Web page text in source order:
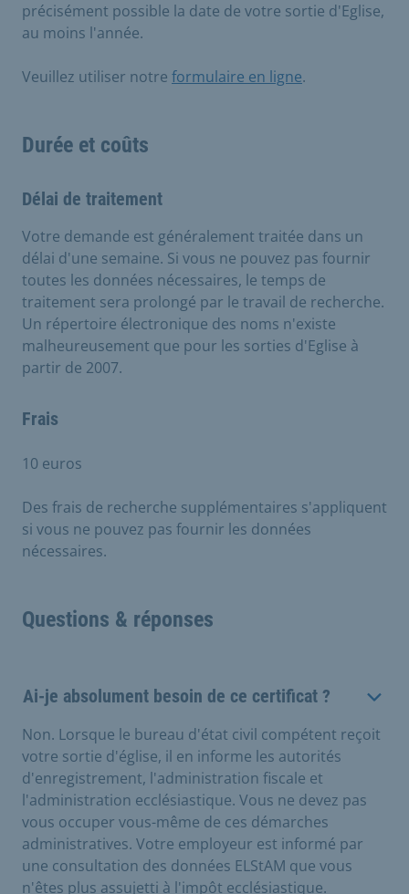
précisément possible la date de votre sortie d'Eglise,
au moins l'année.
Veuillez utiliser notre formulaire en ligne.
Durée et coûts
Délai de traitement
Votre demande est généralement traitée dans un
délai d'une semaine. Si vous ne pouvez pas fournir
toutes les données nécessaires, le temps de
traitement sera prolongé par le travail de recherche.
Un répertoire électronique des noms n'existe
malheureusement que pour les sorties d'Eglise à
partir de 2007.
Frais
10 euros
Des frais de recherche supplémentaires s'appliquent
si vous ne pouvez pas fournir les données
nécessaires.
Questions & réponses
Ai-je absolument besoin de ce certificat ?
Non. Lorsque le bureau d'état civil compétent reçoit
votre sortie d'église, il en informe les autorités
d'enregistrement, l'administration fiscale et
l'administration ecclésiastique. Vous ne devez pas
vous occuper vous-même de ces démarches
administratives. Votre employeur est informé par
une consultation des données ELStAM que vous
n'êtes plus assujetti à l'impôt ecclésiastique.